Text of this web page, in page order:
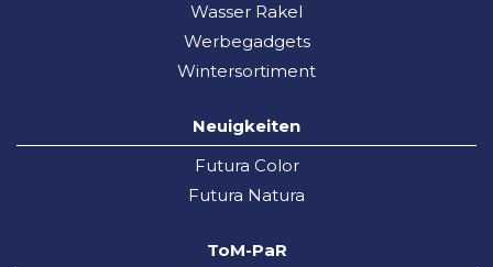
Wasser Rakel
Werbegadgets
Wintersortiment
Neuigkeiten
Futura Color
Futura Natura
ToM-PaR